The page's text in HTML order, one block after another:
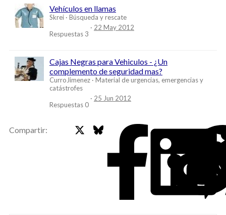
Vehículos en llamas
Skrei Búsqueda y rescate
Respuestas 3
22 May 2012
Cajas Negras para Vehiculos - ¿Un
complemento de seguridad mas?
CurroJimenez
Material de urgencias, emergencias y
catástrofes
Respuestas 0
25 Jun 2012
Compartir: Bluesky